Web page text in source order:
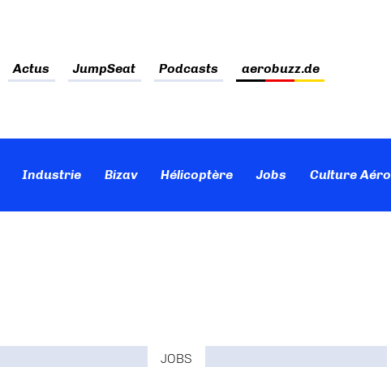
Actus JumpSeat Podcasts aerobuzz.de
Industrie Bizav Hélicoptère Jobs Culture Aéro
JOBS